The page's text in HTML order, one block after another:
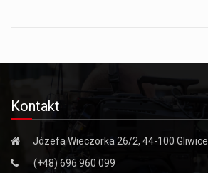
Kontakt
Józefa Wieczorka 26/2, 44-100 Gliwice
(+48) 696 960 099